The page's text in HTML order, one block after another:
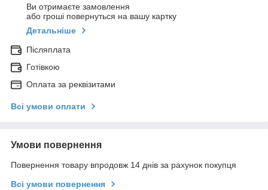
Ви отримаєте замовлення
або гроші повернуться на вашу картку
Детальніше
Післяплата
Готівкою
Оплата за реквізитами
Всі умови оплати
Умови повернення
Повернення товару впродовж 14 днів за рахунок покупця
Всі умови повернення